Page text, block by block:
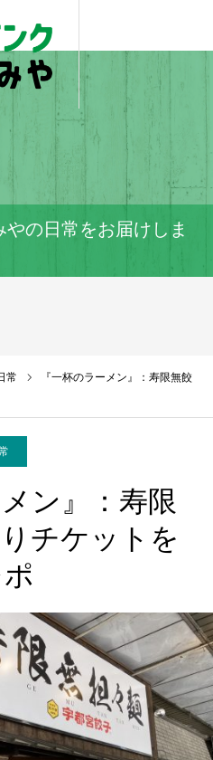
の日常をお届けしま
常
『一杯のラーメン』：寿限無餃
ン』：寿限
チケットを